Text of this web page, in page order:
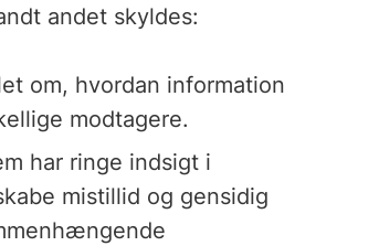
andet skyldes:
om, hvordan information
modtagere.
har ringe indsigt i
mistillid og gensidig